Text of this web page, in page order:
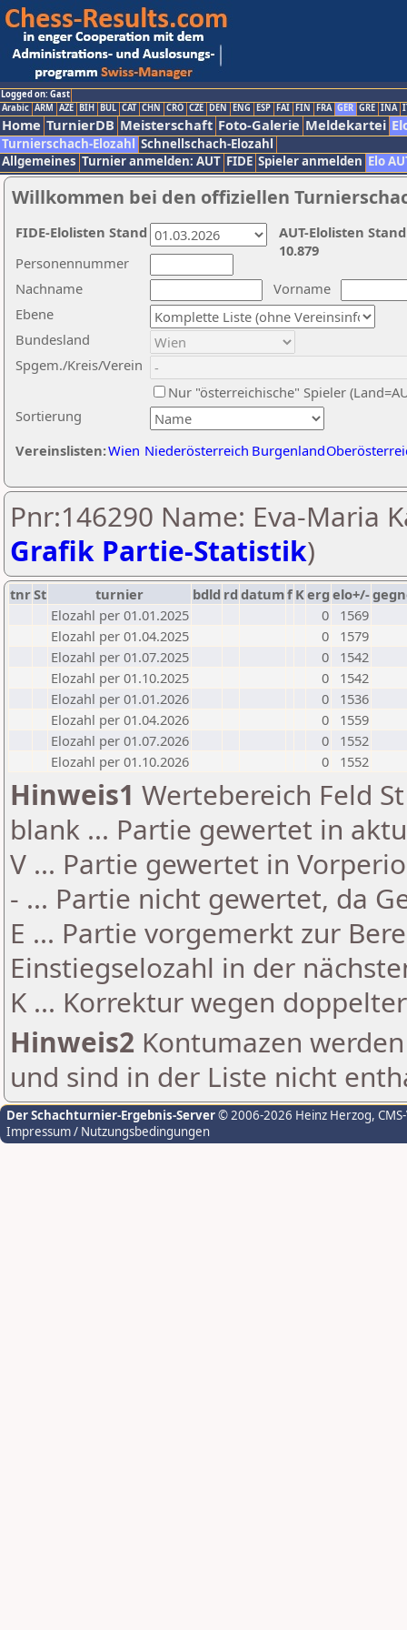
Logged on: Gast
Arabic ARM AZE BIH BUL CAT CHN CRO CZE DEN ENG ESP FAI FIN FRA GER GRE INA
Home TurnierDB Meisterschaft Foto-Galerie Meldekartei
Turnierschach-Elozahl Schnellschach-Elozahl
Allgemeines Turnier anmelden: AUT FIDE Spieler anmelden Elo
Willkommen bei den offiziellen
Nachname
Vorname
Ebene
Sortierung
Personennummer
Bundesland
Spgem./Kreis/Verein
Nur "österreichische" Spieler
Vereinslisten:Wien Niederösterreich Burgenland
AUT-Elolisten
10.879
FIDE-Elolisten Stand
Pnr:146290 Name: Eva-Maria
Grafik Partie-Statistik)
tnrSt turnier bdld rd datumf Kerg elo+/-
Elozahl per 01.01.2025
0
1569
Elozahl per 01.04.2025
0
1579
Elozahl per 01.07.2025
0
1542
Elozahl per 01.10.2025
0
1542
Elozahl per 01.01.2026
0
1536
Elozahl per 01.04.2026
0
1559
Elozahl per 01.07.2026
0
1552
Elozahl per 01.10.2026
0 1552
Hinweis1 Wertebereich Feld
blank ... Partie gewertet in
V ... Partie gewertet in
- ... Partie nicht gewertet, da
E ... Partie vorgemerkt zur
Einstiegselozahl in der
K ... Korrektur wegen
Hinweis2 Kontumazen
und sind in der Liste nicht
Der Schachturnier-Ergebnis-Server© 2006-2026 Heinz Herzog,
Impressum / Nutzungsbedingungen